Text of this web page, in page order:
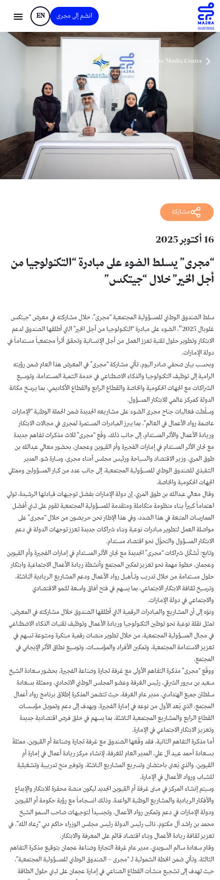
انضم إلى مجرى EN
Back to Media Center
مشاركة
16 أكتوبر 2025
“مجرى” يسلط الضوء على مبادرة “التكنولوجيا من
أجل الخير” خلال “جيتكس”
سلط الصندوق الوطني للمسؤولية المجتمعية “مجرى”، خلال مشاركته في معرض “جيتكس
غلوبال 2025″، الضوء على مبادرة “التكنولوجيا من أجل الخير” التي أطلقها الصندوق لدعم
الابتكار وتطوير حلول تقنية تعزز العمل من أجل الإنسانية وتحقق أثراً مجتمعياً مستداماً في
دولة الإمارات.
وبحسب بيان صحفي صادر اليوم، تأتي مشاركة “مجرى” في المعرض هذا العام ضمن رؤيته
الرامية إلى توظيف التكنولوجيا والذكاء الاصطناعي في خدمة التنمية المستدامة، وتوسيع
الشراكات مع الجهات الحكومية والخاصة والقطاع الرابع والقطاع الأكاديمي، بما يرسخ مكانة
الدولة كمركز عالمي للابتكار المسؤول.
وسلّطت فعاليات جناح مجرى الضوء على مشاريعه الجديدة ضمن الحملة الوطنية “الإمارات
عاصمة رواد الأعمال في العالم”، بما يبرز المبادرات المستمرة لمجرى في مجالات الابتكار
وريادة الأعمال والأثر المستدام، إلى جانب ذلك، وقّع “مجرى” ثلاث مذكرات تفاهم جديدة
مع لجان الأثر المستدام في إمارات الفجيرة وأم القيوين وعجمان، بحضور معالي عبدالله بن
طوق المري، وزير الاقتصاد والسياحة ورئيس مجلس أمناء مجرى، وسارة شو، المدير
التنفيذي للصندوق الوطني للمسؤولية المجتمعية، إلى جانب عدد من كبار المسؤولين وممثلي
الجهات الحكومية والخاصة.
وقال معالي عبدالله بن طوق المري، إن دولة الإمارات بفضل توجيهات قيادتها الرشيدة، تولي
اهتماماً كبيراً ببناء منظومة متكاملة ومتقدمة للمسؤولية المجتمعية تقوم على تبني أفضل
الممارسات المتبعة في هذا الصدد، وفي هذا الإطار نحن حريصون من خلال “مجرى” على
مواصلة العمل لتطوير مبادرات نوعية وبناء شراكات جديدة تعزز توجهات الدولة في دعم
الابتكار المسؤول والتحوُّل نحو اقتصاد مستدام.
وتابع: تُشكّل شراكات “مجرى” الجديدة مع لجان الأثر المستدام في إمارات الفجيرة وأم القيوين
وعجمان، خطوة مهمة نحو تعزيز تمكين المجتمع وأنشطة ريادة الأعمال الاجتماعية وابتكار
حلول مستدامة من خلال تدريب وتـأهيل رواد الأعمال ودعم المشاريع الريادية الناشئة،
وترسيخ ثقافة الابتكار الاجتماعي، بما يسهم في فتح آفاق واسعة للنمو الاقتصادي
والاجتماعي في دولة الإمارات.
ونوّه إلى أن المشاريع والمبادرات الرقمية التي أطلقها الصندوق خلال مشاركته في المعرض،
تمثل نقلة نوعية نحو توطين التكنولوجيا وريادة الأعمال وتوظيف تقنيات الذكاء الاصطناعي
في مجال المسؤولية المجتمعية، من خلال تطوير منصات رقمية مبتكرة ومتنوعة تسهم في
تعزيز الاستدامة المجتمعية، وتمكين الأفراد والمؤسسات، وتوسيع نطاق الأثر الإيجابي في
المجتمع.
ووقّع “مجرى” مذكرة التفاهم الأولى مع غرفة تجارة وصناعة الفجيرة، بحضور سعادة الشيخ
سعيد بن سرور الشرقي، رئيس الغرفة وعضو المجلس الوطني الاتحادي، وممثلة بسعادة
سلطان جميع الهنداسي، مدير عام الغرفة، حيث تتضمن المذكرة إطلاق برنامج رواد أعمال
المجتمع، الذي يُعد الأول من نوعه في إمارة الفجيرة، ويهدف إلى دعم وتمويل مؤسسات
القطاع الرابع والمشاريع المجتمعية الناشئة، بما يسهم في خلق فرص اقتصادية جديدة
وتعزيز الابتكار الاجتماعي في الإمارة.
أما مذكرة التفاهم الثانية، فقد وقّعها الصندوق مع غرفة تجارة وصناعة أم القيوين، ممثلةً
بـسعادة أحمد عبيد آل علي، المدير العام للغرفة، لإنشاء مركز ريادة أعمال في إمارة أم
القيوين، والذي يُعنى باحتضان وتسريع المشاريع الناشئة، وتوفير منح تدريبية وتشغيلية
للشباب ورواد الأعمال في الإمارة.
وسيتم إنشاء المركز في مبنى غرفة أم القيوين الجديد ليكون منصة محفزة للابتكار والإبداع
والأفكار الريادية والمشاريع الوطنية الواعدة، وذلك انسجاماً مع رؤية حكومة أم القيوين
ودولة الإمارات في دعم وتمكين رواد الأعمال، وتجسيداً لتوجيهات صاحب السمو الشيخ
محمد بن راشد آل مكتوم، نائب رئيس الدولة رئيس مجلس الوزراء حاكم دبي “رعاه الله”، في
تعزيز ثقافة ريادة الأعمال وبناء اقتصاد قائم على المعرفة والابتكار.
وقام سعادة سالم السويدي، مدير عام غرفة التجارة وصناعة عجمان بتوقيع مذكرة التفاهم
الثالثة، وتأتي ضمن الخطة الشمولية لـ “مجرى – الصندوق الوطني للمسؤولية المجتمعية”،
حيث تهدف إلى تشجيع منشآت القطاع الصناعي في إمارة عجمان على تبني حلول الطاقة